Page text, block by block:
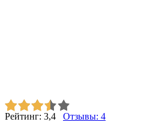
Рейтинг: 3,4 Отзывы: 4